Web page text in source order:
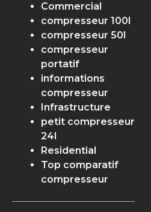
Commercial
compresseur 100l
compresseur 50l
compresseur
portatif
informations
compresseur
Infrastructure
petit compresseur
24l
Residential
Top comparatif
compresseur